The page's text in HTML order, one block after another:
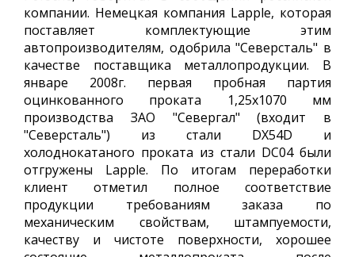
компании. Немецкая компания Lapple, которая
поставляет комплектующие этим
автопроизводителям, одобрила "Северсталь" в
качестве поставщика металлопродукции. В
январе 2008г. первая пробная партия
оцинкованного проката 1,25х1070 мм
производства ЗАО "Севергал" (входит в
"Северсталь") из стали DX54D и
холоднокатаного проката из стали DC04 были
отгружены Lapple. По итогам переработки
клиент отметил полное соответствие
продукции требованиям заказа по
механическим свойствам, штампуемости,
качеству и чистоте поверхности, хорошее